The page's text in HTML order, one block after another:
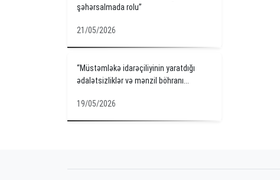
şəhərsalmada rolu”
21/05/2026
“Müstəmləkə idarəçiliyinin yaratdığı
ədalətsizliklər və mənzil böhranı...
19/05/2026